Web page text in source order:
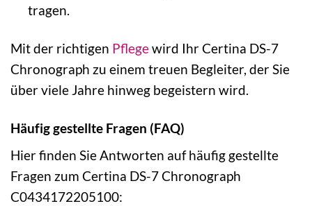
tragen.
Mit der richtigen Pflegewird Ihr Certina DS-7
Chronograph zu einem treuen Begleiter, der Sie
über viele Jahre hinweg begeistern wird.
Häufig gestellte Fragen (FAQ)
Hier finden Sie Antworten auf häufig gestellte
Fragen zum Certina DS-7 Chronograph
C0434172205100: